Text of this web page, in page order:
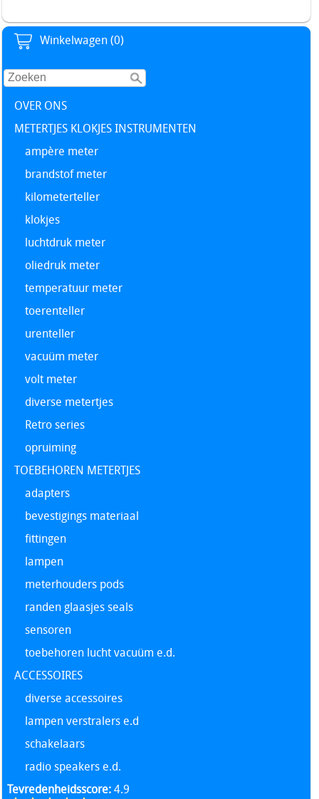
Winkelwagen (0)
OVER ONS
METERTJES KLOKJES INSTRUMENTEN
ampère meter
brandstof meter
kilometerteller
klokjes
luchtdruk meter
oliedruk meter
temperatuur meter
toerenteller
urenteller
vacuüm meter
volt meter
diverse metertjes
Retro series
opruiming
TOEBEHOREN METERTJES
adapters
bevestigings materiaal
fittingen
lampen
meterhouders pods
randen glaasjes seals
sensoren
toebehoren lucht vacuüm e.d.
ACCESSOIRES
diverse accessoires
lampen verstralers e.d
schakelaars
radio speakers e.d.
Tevredenheidsscore:4.9